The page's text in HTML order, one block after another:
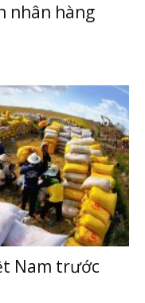
nhân hàng
Nam trước